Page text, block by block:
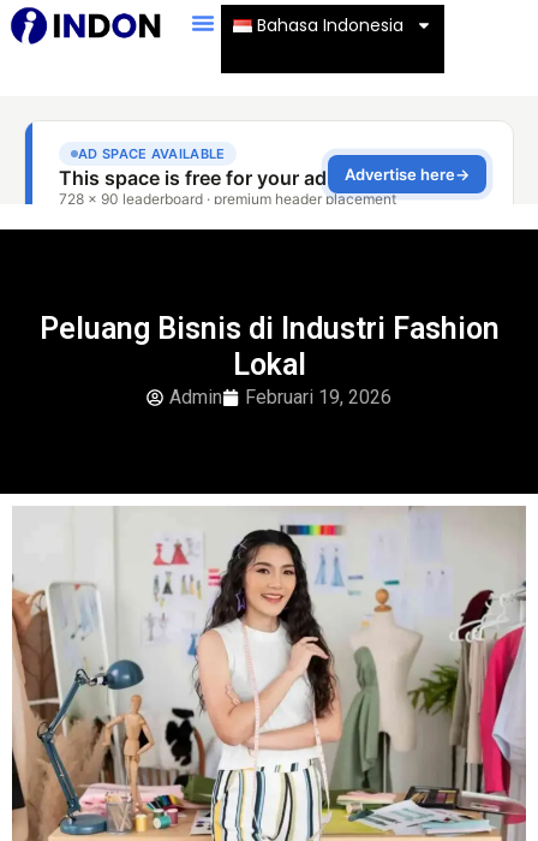
Bahasa Indonesia
Peluang Bisnis di Industri Fashion
Lokal
Admin Februari 19, 2026